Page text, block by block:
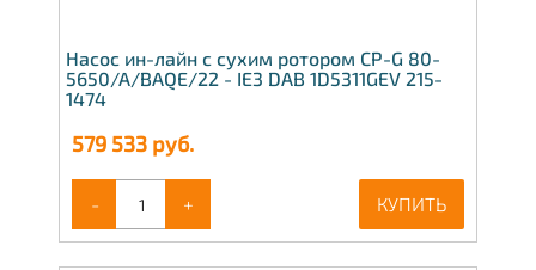
Насос ин-лайн с сухим ротором CP-G 80-
5650/A/BAQE/22 - IE3 DAB 1D5311GEV 215-
1474
579 533 руб.
- + КУПИТЬ